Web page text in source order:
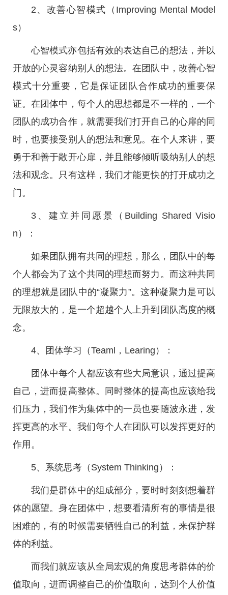
2、改善心智模式（Improving Mental Model
s）
心智模式亦包括有效的表达自己的想法，并以
开放的心灵容纳别人的想法。在团队中，改善心智
模式十分重要，它是保证团队合作成功的重要保
证。在团体中，每个人的思想都是不一样的，一个
团队的成功合作，就需要我们打开自己的心扉的同
时，也要接受别人的想法和意见。在个人来讲，要
勇于和善于敞开心扉，并且能够倾听吸纳别人的想
法和观念。只有这样，我们才能更快的打开成功之
门。
3、建立并同愿景（Building Shared Visio
n）：
如果团队拥有共同的理想，那么，团队中的每
个人都会为了这个共同的理想而努力。而这种共同
的理想就是团队中的“凝聚力”。这种凝聚力是可以
无限放大的，是一个超越个人上升到团队高度的概
念。
4、团体学习（Teaml，Learing）：
团体中每个人都应该有些大局意识，通过提高
自己，进而提高整体。同时整体的提高也应该给我
们压力，我们作为集体中的一员也要随波永进，发
挥更高的水平。我们每个人在团队可以发挥更好的
作用。
5、系统思考（System Thinking）：
我们是群体中的组成部分，要时时刻刻想着群
体的愿望。身在团体中，想要看清所有的事情是很
困难的，有的时候需要牺牲自己的利益，来保护群
体的利益。
而我们就应该从全局宏观的角度思考群体的价
值取向，进而调整自己的价值取向，达到个人价值